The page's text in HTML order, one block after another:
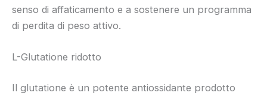
senso di affaticamento e a sostenere un programma
di perdita di peso attivo.
L-Glutatione ridotto
Il glutatione è un potente antiossidante prodotto